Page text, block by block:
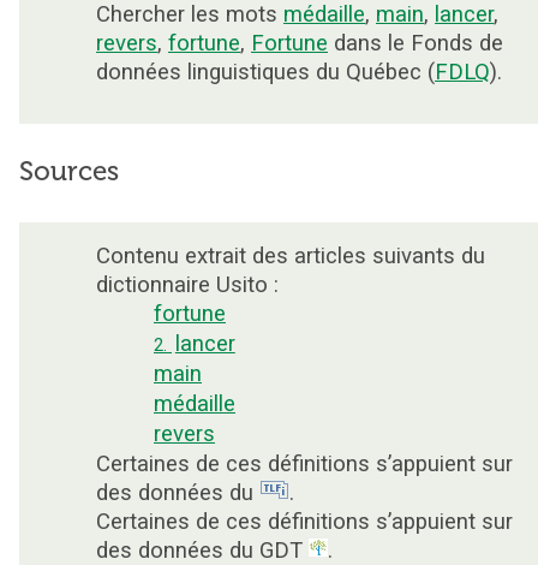
Chercher les mots médaille, main, lancer,
revers, fortune, Fortune dans le Fonds de
données linguistiques du Québec (FDLQ).
Sources
Contenu extrait des articles suivants du
dictionnaire Usito :
fortune
2. lancer
main
médaille
revers
Certaines de ces définitions s’appuient sur
des données du
.
Certaines de ces définitions s’appuient sur
des données du GDT
.